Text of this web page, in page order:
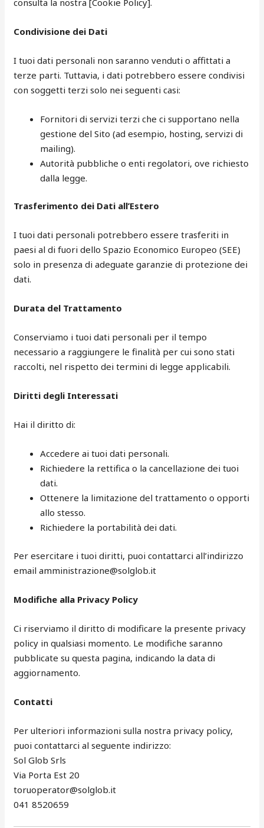
Condivisione dei Dati
I tuoi dati personali non saranno venduti o affittati a
terze parti. Tuttavia, i dati potrebbero essere condivisi
con soggetti terzi solo nei seguenti casi:
Fornitori di servizi terzi che ci supportano nella
gestione del Sito (ad esempio, hosting, servizi di
mailing).
Autorità pubbliche o enti regolatori, ove richiesto
dalla legge.
Trasferimento dei Dati all’Estero
I tuoi dati personali potrebbero essere trasferiti in
paesi al di fuori dello Spazio Economico Europeo (SEE)
solo in presenza di adeguate garanzie di protezione dei
dati.
Durata del Trattamento
Conserviamo i tuoi dati personali per il tempo
necessario a raggiungere le finalità per cui sono stati
raccolti, nel rispetto dei termini di legge applicabili.
Diritti degli Interessati
Hai il diritto di:
Accedere ai tuoi dati personali.
Richiedere la rettifica o la cancellazione dei tuoi
dati.
Ottenere la limitazione del trattamento o opporti
allo stesso.
Richiedere la portabilità dei dati.
Per esercitare i tuoi diritti, puoi contattarci all’indirizzo
email amministrazione@solglob.it
Modifiche alla Privacy Policy
Ci riserviamo il diritto di modificare la presente privacy
policy in qualsiasi momento. Le modifiche saranno
pubblicate su questa pagina, indicando la data di
aggiornamento.
Contatti
Per ulteriori informazioni sulla nostra privacy policy,
puoi contattarci al seguente indirizzo:
Sol Glob Srls
Via Porta Est 20
toruoperator@solglob.it
041 8520659